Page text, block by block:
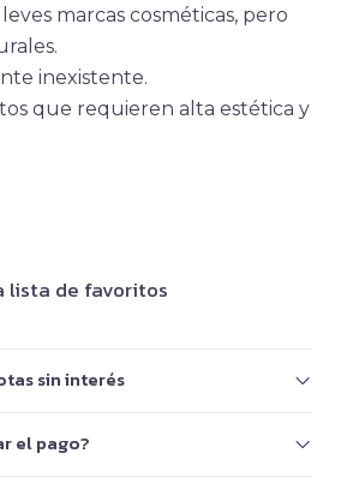
marcas cosméticas, pero
inexistente.
que requieren alta estética y
lista de favoritos
sin interés
el pago?